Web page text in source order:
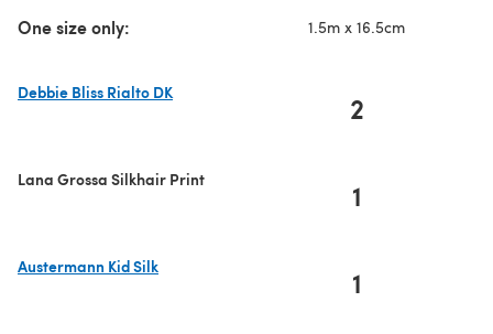
One size only: 1.5m x 16.5cm
Debbie Bliss Rialto DK
2
Lana Grossa Silkhair Print 1
Austermann Kid Silk
1